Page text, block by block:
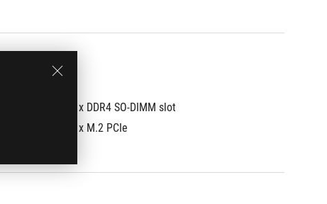
1x DDR4 SO-DIMM slot
1x M.2 PCIe